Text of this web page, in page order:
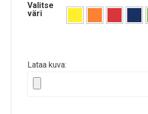
Valitse
väri
Lataa kuva: